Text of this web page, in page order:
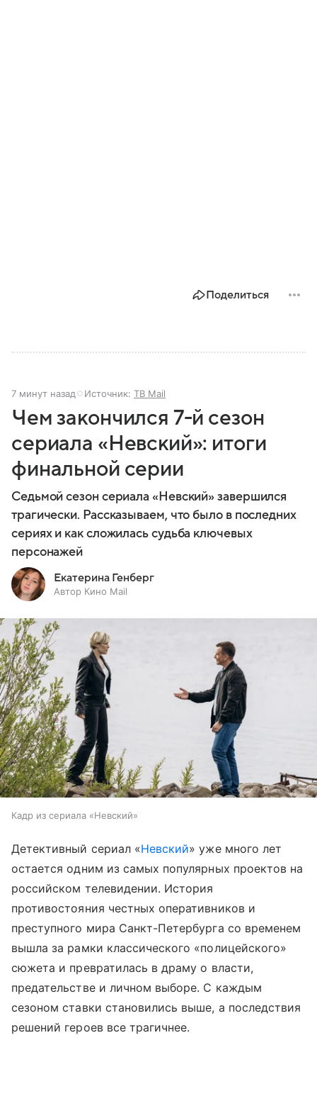
Поделиться
7 минут назад Источник: ТВ Mail
Чем закончился 7-й сезон
сериала «Невский»: итоги
финальной серии
Седьмой сезон сериала «Невский» завершился
трагически. Рассказываем, что было в последних
сериях и как сложилась судьба ключевых
персонажей
Екатерина Генберг
Автор Кино Mail
Кадр из сериала «Невский»
Детективный сериал «Невский» уже много лет
остается одним из самых популярных проектов на
российском телевидении. История
противостояния честных оперативников и
преступного мира Санкт-Петербурга со временем
вышла за рамки классического «полицейского»
сюжета и превратилась в драму о власти,
предательстве и личном выборе. С каждым
сезоном ставки становились выше, а последствия
решений героев все трагичнее.